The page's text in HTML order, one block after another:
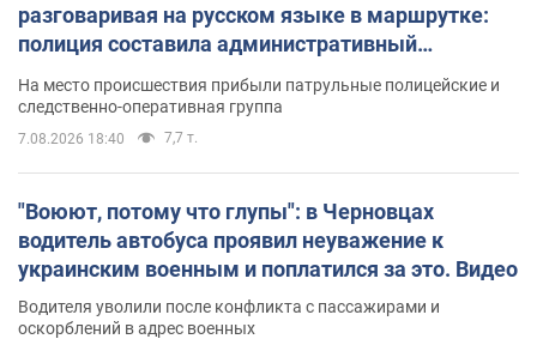
разговаривая на русском языке в маршрутке:
полиция составила административный
На место происшествия прибыли патрульные полицейские и
следственно-оперативная группа
7.08.2026 18:40 7,7 т.
"Воюют, потому что глупы": в Черновцах
водитель автобуса проявил неуважение к
украинским военным и поплатился за это. Видео
Водителя уволили после конфликта с пассажирами и
оскорблений в адрес военных